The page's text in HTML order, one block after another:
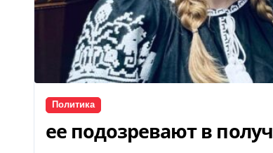
Политика
ее подозревают в